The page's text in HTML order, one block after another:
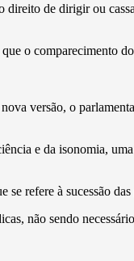
direito de dirigir ou
o comparecimento
versão, o
e da isonomia,
se refere à sucessão
não sendo